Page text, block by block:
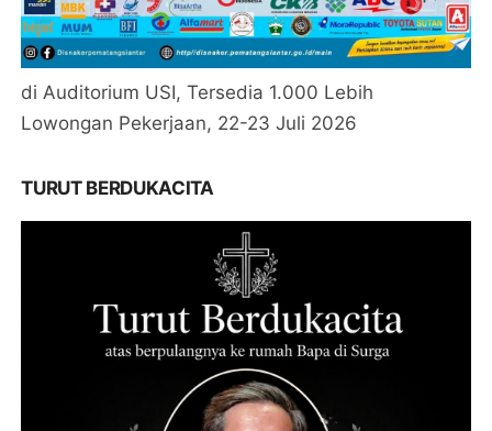
di Auditorium USI, Tersedia 1.000 Lebih
Lowongan Pekerjaan, 22-23 Juli 2026
TURUT BERDUKACITA